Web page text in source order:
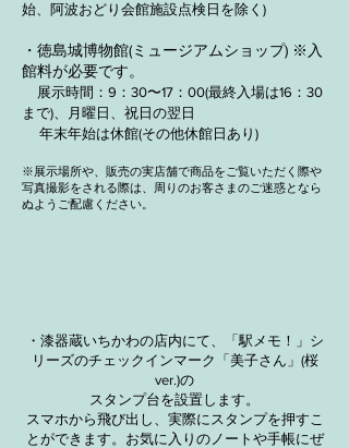
始、阿波おどり会館施設点検日を除く)
・徳島城博物館(ミュージアムショップ) ※入
館料が必要です。
展示時間：9：30〜17：00(最終入場は16：30
まで)、月曜日、祝日の翌日
年末年始は休館(その他休館日あり)
※展示場所や、販売の実店舗で商品をご覧いただく際や
写真撮影をされる際は、周りのお客さまのご迷惑となら
ぬようご配慮ください。
・漆器蔵いちかわの店内にて、「駅メモ！」シ
リーズのチェックインマーク「美子さん」(桜
ver.)の
スタンプ台を設置します。
​スマホから飛び出し、実際にスタンプを押すこ
とができます。お気に入りのノートや手帳にぜ